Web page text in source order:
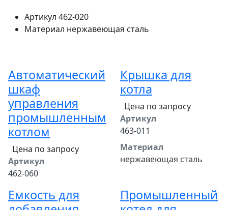
Артикул 462-020
Материал нержавеющая сталь
Автоматический
шкаф
управления
промышленным
котлом
Цена по запросу
Артикул
462-060
Крышка для
котла
Цена по запросу
Артикул
463-011
Материал
нержавеющая сталь
Емкость для
Промышленный